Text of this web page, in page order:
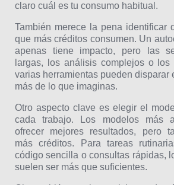
claro cuál es tu consumo habitual.
También merece la pena identificar
que más créditos consumen. Un
apenas tiene impacto, pero las
largas, los análisis complejos o
varias herramientas pueden disparar
más de lo que imaginas.
Otro aspecto clave es elegir el
cada trabajo. Los modelos más
ofrecer mejores resultados, pero
más créditos. Para tareas
código sencilla o consultas rápidas,
suelen ser más que suficientes.